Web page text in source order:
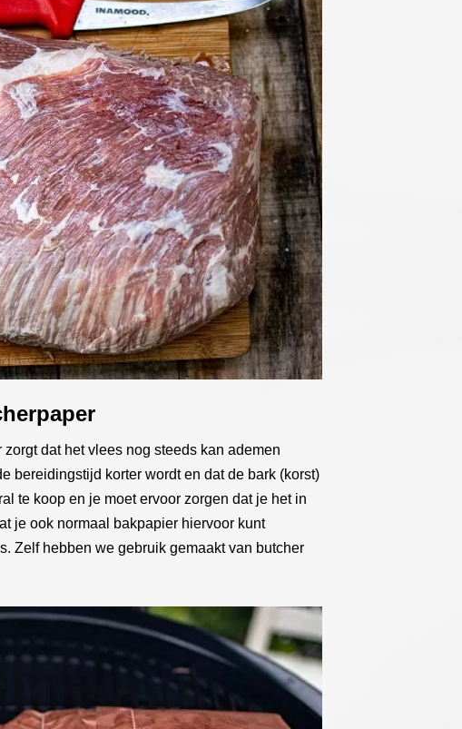
dat het vlees nog steeds kan ademen
bereidingstijd korter wordt en dat de bark (korst)
te koop en je moet ervoor zorgen dat je het in
je ook normaal bakpapier hiervoor kunt
Zelf hebben we gebruik gemaakt van butcher